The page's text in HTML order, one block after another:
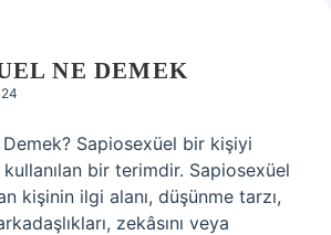
NE DEMEK
Sapiosexüel bir kişiyi
bir terimdir. Sapiosexüel
kişinin ilgi alanı, düşünme tarzı,
zekâsını veya